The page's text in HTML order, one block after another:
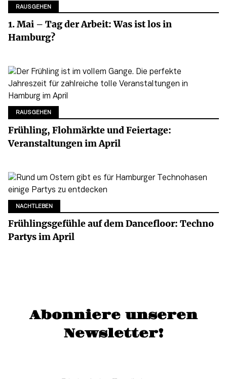
RAUSGEHEN
1. Mai – Tag der Arbeit: Was ist los in
Hamburg?
RAUSGEHEN
Frühling, Flohmärkte und Feiertage:
Veranstaltungen im April
NACHTLEBEN
Frühlingsgefühle auf dem Dancefloor: Techno
Partys im April
Abonniere unseren
Newsletter!